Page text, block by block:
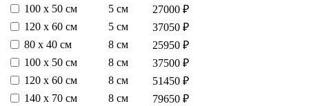
100 х 50 см
5 см
27000 ₽
120 х 60 см
5 см
37050 ₽
80 х 40 см
8 см
25950 ₽
100 х 50 см
8 см
37500 ₽
120 х 60 см
8 см
51450 ₽
140 х 70 см
8 см
79650 ₽